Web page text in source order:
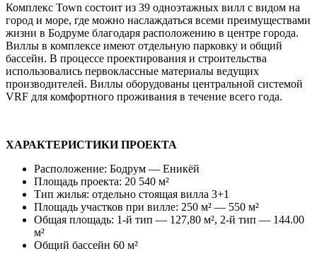
Комплекс Town состоит из 39 одноэтажных вилл с видом на
город и море, где можно наслаждаться всеми преимуществами
жизни в Бодруме благодаря расположению в центре города.
Виллы в комплексе имеют отдельную парковку и общий
бассейн. В процессе проектирования и строительства
использовались первоклассные материалы ведущих
производителей. Виллы оборудованы центральной системой
VRF для комфортного проживания в течение всего года.
ХАРАКТЕРИСТИКИ ПРОЕКТА
Расположение: Бодрум — Еникёй
Площадь проекта: 20 540 м²
Тип жилья: отдельно стоящая вилла 3+1
Площадь участков при вилле: 250 м² — 550 м²
Общая площадь: 1-й тип — 127,80 м², 2-й тип — 144.00
м²
Общий бассейн 60 м²